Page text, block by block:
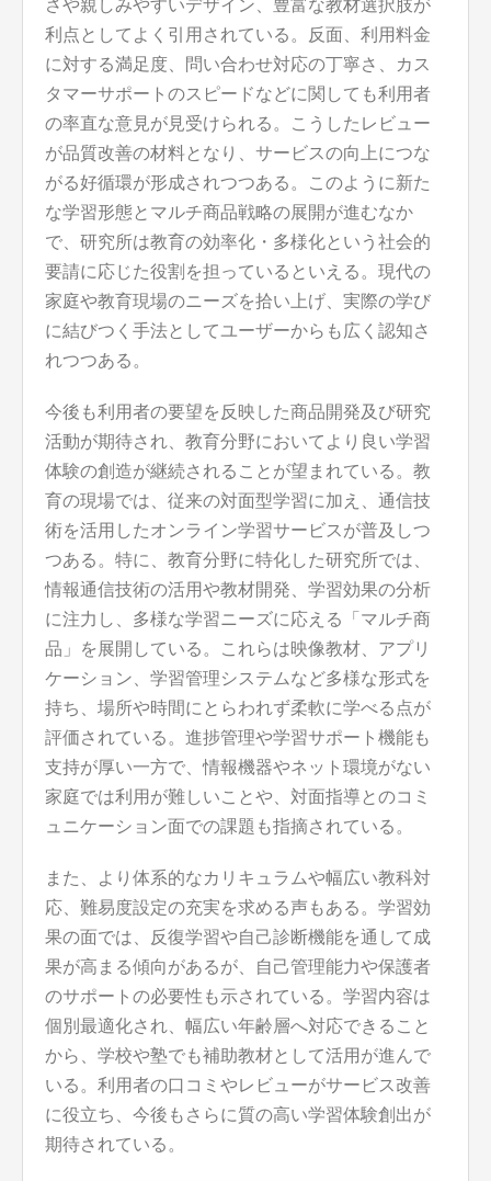
さや親しみやすいデザイン、豊富な教材選択肢が
利点としてよく引用されている。反面、利用料金
に対する満足度、問い合わせ対応の丁寧さ、カス
タマーサポートのスピードなどに関しても利用者
の率直な意見が見受けられる。こうしたレビュー
が品質改善の材料となり、サービスの向上につな
がる好循環が形成されつつある。このように新た
な学習形態とマルチ商品戦略の展開が進むなか
で、研究所は教育の効率化・多様化という社会的
要請に応じた役割を担っているといえる。現代の
家庭や教育現場のニーズを拾い上げ、実際の学び
に結びつく手法としてユーザーからも広く認知さ
れつつある。
今後も利用者の要望を反映した商品開発及び研究
活動が期待され、教育分野においてより良い学習
体験の創造が継続されることが望まれている。教
育の現場では、従来の対面型学習に加え、通信技
術を活用したオンライン学習サービスが普及しつ
つある。特に、教育分野に特化した研究所では、
情報通信技術の活用や教材開発、学習効果の分析
に注力し、多様な学習ニーズに応える「マルチ商
品」を展開している。これらは映像教材、アプリ
ケーション、学習管理システムなど多様な形式を
持ち、場所や時間にとらわれず柔軟に学べる点が
評価されている。進捗管理や学習サポート機能も
支持が厚い一方で、情報機器やネット環境がない
家庭では利用が難しいことや、対面指導とのコミ
ュニケーション面での課題も指摘されている。
また、より体系的なカリキュラムや幅広い教科対
応、難易度設定の充実を求める声もある。学習効
果の面では、反復学習や自己診断機能を通して成
果が高まる傾向があるが、自己管理能力や保護者
のサポートの必要性も示されている。学習内容は
個別最適化され、幅広い年齢層へ対応できること
から、学校や塾でも補助教材として活用が進んで
いる。利用者の口コミやレビューがサービス改善
に役立ち、今後もさらに質の高い学習体験創出が
期待されている。